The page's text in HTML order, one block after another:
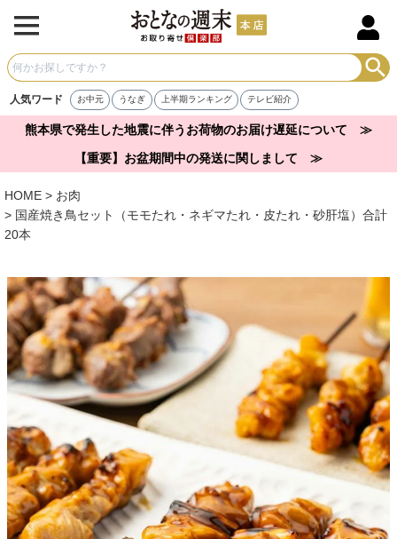
人気ワード お中元 うなぎ 上半期ランキング テレビ紹介
熊本県で発生した地震に伴うお荷物のお届け遅延について ≫
【重要】お盆期間中の発送に関しまして ≫
HOME
お肉
国産焼き鳥セット（モモたれ・ネギマたれ・皮たれ・砂肝塩）合計
20本